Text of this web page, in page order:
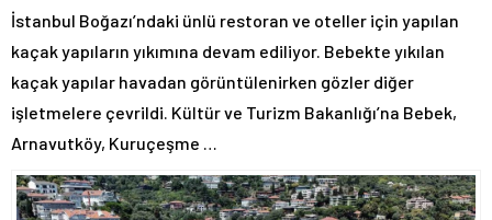
İstanbul Boğazı’ndaki ünlü restoran ve oteller için yapılan
kaçak yapıların yıkımına devam ediliyor. Bebekte yıkılan
kaçak yapılar havadan görüntülenirken gözler diğer
işletmelere çevrildi. Kültür ve Turizm Bakanlığı’na Bebek,
Arnavutköy, Kuruçeşme …